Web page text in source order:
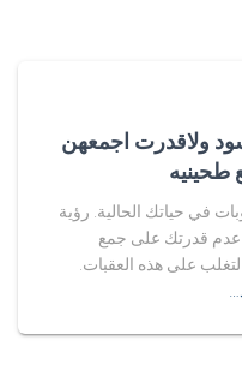
ولاقدرت اجمعهن
طحينيه
في حياتك الحالية. رؤية
عدم قدرتك على جمع
على هذه العقبات.